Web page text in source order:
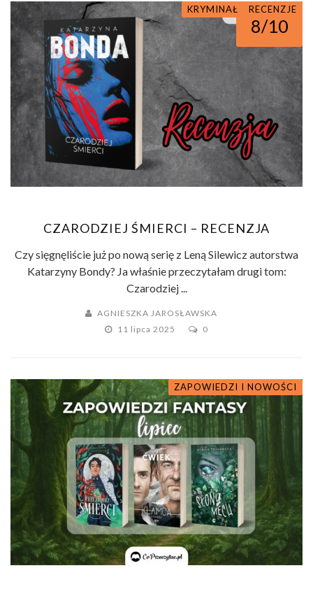
KRYMINAŁ I SENSACJA
KRYMINAŁ
RECENZJE
8/10
CZARODZIEJ ŚMIERCI – RECENZJA
Czy sięgnęliście już po nową serię z Leną Silewicz autorstwa
Katarzyny Bondy? Ja właśnie przeczytałam drugi tom:
Czarodziej ...
AGNIESZKA JAROSŁAWSKA
11 lipca 2025
0
ZAPOWIEDZI I NOWOŚCI